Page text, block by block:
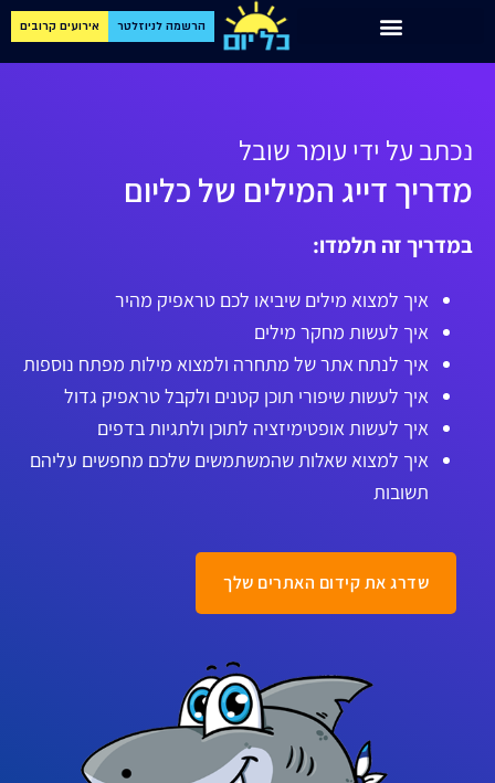
הרשמה לניוזלטר אירועים קרובים
נכתב על ידי עומר שובל
מדריך דייג המילים של כליום
במדריך זה תלמדו:
איך למצוא מילים שיביאו לכם טראפיק מהיר
איך לעשות מחקר מילים
איך לנתח אתר של מתחרה ולמצוא מילות מפתח נוספות
איך לעשות שיפורי תוכן קטנים ולקבל טראפיק גדול
איך לעשות אופטימיזציה לתוכן ולתגיות בדפים
איך למצוא שאלות שהמשתמשים שלכם מחפשים עליהם
תשובות
שדרג את קידום האתרים שלך